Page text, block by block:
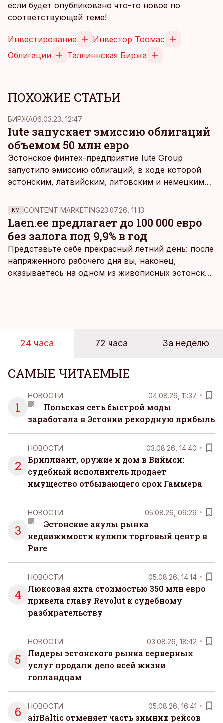
если будет опубликовано что-то новое по
соответствующей теме!
Инвестирование
Инвестор Тоомас
Облигации
Таллиннская Биржа
ПОХОЖИЕ СТАТЬИ
БИРЖА06.03.23, 12:47
Iute запускает эмиссию облигаций
объемом 50 млн евро
Эстонское финтех-предприятие Iute Group
запустило эмиссию облигаций, в ходе которой
эстонским, латвийским, литовским и немецким
инвесторам предлагается до 500 000 облигаций
по процентной ставке 11% в год.
KM CONTENT MARKETING23.07.26, 11:13
Laen.ee предлагает до 100 000 евро
без залога под 9,9% в год
Представьте себе прекрасный летний день: после
напряженного рабочего дня вы, наконец,
оказываетесь на одном из живописных эстонских
24 часа 72 часа За неделю
САМЫЕ ЧИТАЕМЫЕ
1
НОВОСТИ 04.08.26, 11:37
Польская сеть быстрой моды
заработала в Эстонии рекордную прибыль
2
НОВОСТИ 03.08.26, 14:40
Бриллиант, оружие и дом в Виймси:
судебный исполнитель продает
имущество отбывающего срок Гаммера
3
НОВОСТИ 05.08.26, 09:29
Эстонские акулы рынка
недвижимости купили торговый центр в
Риге
4
НОВОСТИ 05.08.26, 14:14
Люксовая яхта стоимостью 350 млн евро
привела главу Revolut к судебному
разбирательству
5
НОВОСТИ 03.08.26, 18:42
Лидеры эстонского рынка серверных
услуг продали дело всей жизни
голландцам
6 НОВОСТИ 05.08.26, 16:41
airBaltic отменяет часть зимних рейсов